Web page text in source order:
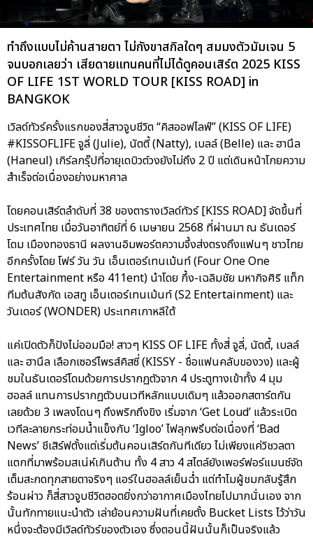
ทำถึงแบบไม่ค้านสายตา ไม่กังขาสกิลใดๆ สมมงตัวมัมเจน 5
จนบอกเลยว่า เสียดายแทนคนที่ไม่ได้ดูคอนเสิร์ต 2025 KISS
OF LIFE 1ST WORLD TOUR [KISS ROAD] in
BANGKOK
เวิลด์ทัวร์ครั้งแรกของสี่สาวจูบชีวิต “คิสออฟไลฟ์” (KISS OF LIFE)
#KISSOFLIFE จูลี่ (Julie), นัตตี้ (Natty), เบลล์ (Belle) และ ฮานึล
(Haneul) เกิร์ลกรุ๊ปที่อายุเดบิวต์วงยังไม่ถึง 2 ปี แต่เดินหน้าโกยความ
สำเร็จต่อเนื่องอย่างมหาศาล
โดยคอนเสิร์ตลำดับที่ 38 ของตารางเวิลด์ทัวร์ [KISS ROAD] จัดขึ้นที่
ประเทศไทย เมื่อวันอาทิตย์ที่ 6 เมษายน 2568 ที่ผ่านมา ณ ธันเดอร์
โดม เมืองทองธานี ผลงานอิมพอร์ตความจึ้งส่งตรงถึงแฟนๆ ชาวไทย
อีกครั้งโดย โฟร์ วัน วัน เอ็นเตอร์เทนเม้นท์ (Four One One
Entertainment หรือ 411ent) นำโดย กึ้ง-เฉลิมชัย มหากิจศิริ แท็ก
ทีมต้นสังกัด เอสทู เอ็นเตอร์เทนเม้นท์ (S2 Entertainment) และ
วันเดอร์ (WONDER) ประเทศเกาหลีใต้
แค่เปิดตัวก็ปังไม่ออมมือ! สาวๆ KISS OF LIFE ทั้งสี่ จูลี่, นัตตี้, เบลล์
และ ฮานึล เลือกเซอร์ไพรส์คิสซี่ (KISSY - ชื่อแฟนคลับของวง) และผู้
ชมในธันเดอร์โดมด้วยการปรากฏตัวจาก 4 ประตูทางเข้าทั้ง 4 มุม
ฮอลล์ แทนการปรากฏตัวบนเวทีหลักแบบเดิมๆ แล้วออกสตาร์ตกัน
เลยด้วย 3 เพลงโดนๆ ถึงพริกถึงขิง เริ่มจาก ‘Get Loud’ แล้วระเบิด
เวทีละลายกระท่อมน้ำแข็งกับ ‘Igloo’ ไฟลุกพรึบต่อเนื่องที่ ‘Bad
News’ ชีเสิร์ฟตั้งแต่เริ่มต้นคอนเสิร์ตกันทีเดียว ไม่เพียงแค่วิชวลตา
แตกที่มาพร้อมสเน่ห์เกินต้าน ทั้ง 4 สาว 4 สไตล์ยังเพอร์ฟอร์แมนซ์จัด
เต็มสะกดทุกสายตาจริงๆ แอร์ในฮอลล์เย็นฉ่ำ แต่ทำไมผู้ชมกลับรู้สึก
ร้อนผ่าว ก็สี่สาวจูบชีวิตฮอตยิ่งกว่าอากาศเมืองไทยไปมากนั่นเอง จาก
นั้นทักทายแนะนำตัว เล่าย้อนความฝันที่เคยตั้ง Bucket Lists ไว้ว่าวัน
หนึ่งจะต้องมีเวิลด์ทัวร์ของตัวเอง ซึ่งตอนนี้ฝันนั้นก็เป็นจริงแล้ว